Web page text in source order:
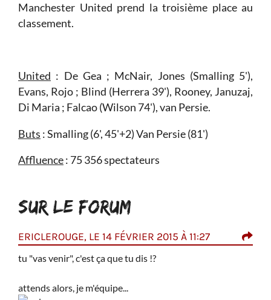
Manchester United prend la troisième place au
classement.
United : De Gea ; McNair, Jones (Smalling 5'),
Evans, Rojo ; Blind (Herrera 39'), Rooney, Januzaj,
Di Maria ; Falcao (Wilson 74'), van Persie.
Buts : Smalling (6', 45'+2) Van Persie (81')
Affluence: 75 356 spectateurs
SUR LE FORUM
ERICLEROUGE, LE 14 FÉVRIER 2015 À 11:27
tu "vas venir", c'est ça que tu dis !?
attends alors, je m'équipe...